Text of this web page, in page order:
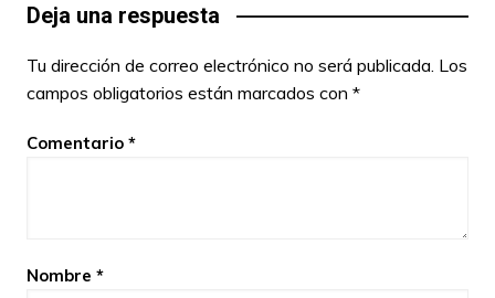
Deja una respuesta
Tu dirección de correo electrónico no será publicada. Los
campos obligatorios están marcados con *
Comentario *
Nombre *